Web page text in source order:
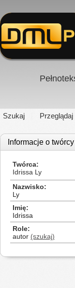
Szukaj Przeglądaj
Informacje o twórcy
Twórca
Idrissa Ly
Nazwisko
Ly
Imię
Idrissa
Role
autor (szukaj)